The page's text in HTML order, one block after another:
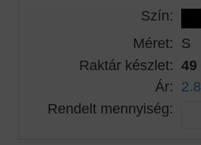
Szín:
Méret: S
Raktár készlet: 49
Ár:
Rendelt mennyiség: